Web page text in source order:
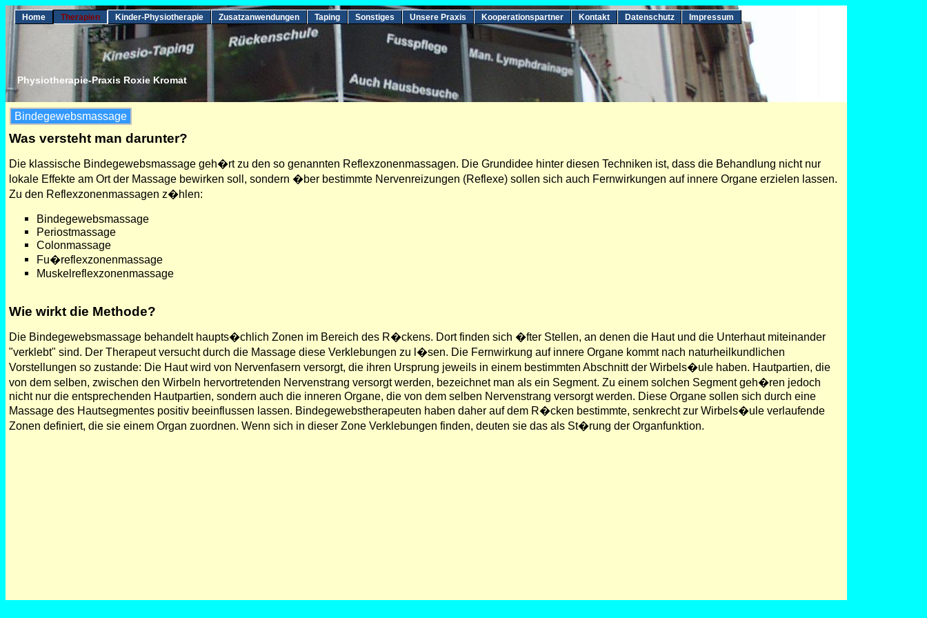
Home Therapien Kinder-Physiotherapie Zusatzanwendungen Taping Sonstiges Unsere Praxis Kooperationspartner Kontakt Datenschutz Impressum
Physiotherapie-Praxis Roxie Kromat
Bindegewebsmassage
Was versteht man darunter?
Die klassische Bindegewebsmassage geh�rt zu den so genannten Reflexzonenmassagen. Die Grundidee hinter diesen Techniken ist, dass die Behandlung nicht nur
lokale Effekte am Ort der Massage bewirken soll, sondern �ber bestimmte Nervenreizungen (Reflexe) sollen sich auch Fernwirkungen auf innere Organe erzielen lassen.
Zu den Reflexzonenmassagen z�hlen:
Bindegewebsmassage
Periostmassage
Colonmassage
Fu�reflexzonenmassage
Muskelreflexzonenmassage
Wie wirkt die Methode?
Die Bindegewebsmassage behandelt haupts�chlich Zonen im Bereich des R�ckens. Dort finden sich �fter Stellen, an denen die Haut und die Unterhaut miteinander
"verklebt" sind. Der Therapeut versucht durch die Massage diese Verklebungen zu l�sen. Die Fernwirkung auf innere Organe kommt nach naturheilkundlichen
Vorstellungen so zustande: Die Haut wird von Nervenfasern versorgt, die ihren Ursprung jeweils in einem bestimmten Abschnitt der Wirbels�ule haben. Hautpartien, die
von dem selben, zwischen den Wirbeln hervortretenden Nervenstrang versorgt werden, bezeichnet man als ein Segment. Zu einem solchen Segment geh�ren jedoch
nicht nur die entsprechenden Hautpartien, sondern auch die inneren Organe, die von dem selben Nervenstrang versorgt werden. Diese Organe sollen sich durch eine
Massage des Hautsegmentes positiv beeinflussen lassen. Bindegewebstherapeuten haben daher auf dem R�cken bestimmte, senkrecht zur Wirbels�ule verlaufende
Zonen definiert, die sie einem Organ zuordnen. Wenn sich in dieser Zone Verklebungen finden, deuten sie das als St�rung der Organfunktion.